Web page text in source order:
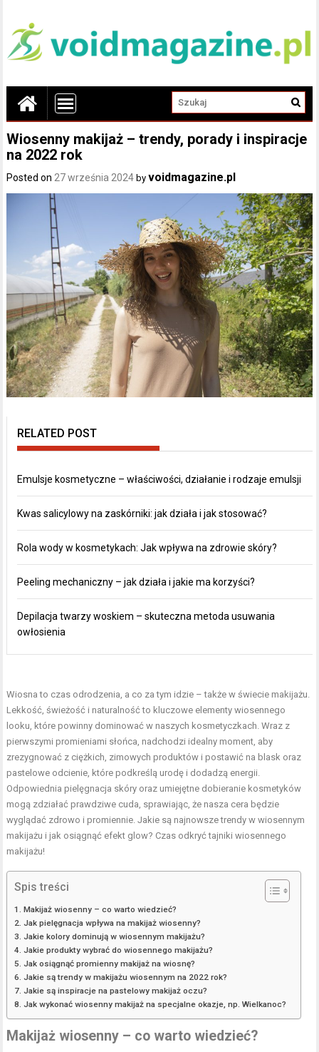
Wiosenny makijaż – trendy, porady i inspiracje
na 2022 rok
Posted on 27 września 2024 byvoidmagazine.pl
RELATED POST
Emulsje kosmetyczne – właściwości, działanie i rodzaje emulsji
Kwas salicylowy na zaskórniki: jak działa i jak stosować?
Rola wody w kosmetykach: Jak wpływa na zdrowie skóry?
Peeling mechaniczny – jak działa i jakie ma korzyści?
Depilacja twarzy woskiem – skuteczna metoda usuwania
owłosienia
Wiosna to czas odrodzenia, a co za tym idzie – także w świecie makijażu.
Lekkość, świeżość i naturalność to kluczowe elementy wiosennego
looku, które powinny dominować w naszych kosmetyczkach. Wraz z
pierwszymi promieniami słońca, nadchodzi idealny moment, aby
zrezygnować z ciężkich, zimowych produktów i postawić na blask oraz
pastelowe odcienie, które podkreślą urodę i dodadzą energii.
Odpowiednia pielęgnacja skóry oraz umiejętne dobieranie kosmetyków
mogą zdziałać prawdziwe cuda, sprawiając, że nasza cera będzie
wyglądać zdrowo i promiennie. Jakie są najnowsze trendy w wiosennym
makijażu i jak osiągnąć efekt glow? Czas odkryć tajniki wiosennego
makijażu!
Spis treści
Makijaż wiosenny – co warto wiedzieć?
Jak pielęgnacja wpływa na makijaż wiosenny?
Jakie kolory dominują w wiosennym makijażu?
Jakie produkty wybrać do wiosennego makijażu?
Jak osiągnąć promienny makijaż na wiosnę?
Jakie są trendy w makijażu wiosennym na 2022 rok?
Jakie są inspiracje na pastelowy makijaż oczu?
Jak wykonać wiosenny makijaż na specjalne okazje, np. Wielkanoc?
Makijaż wiosenny – co warto wiedzieć?